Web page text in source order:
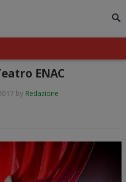
ENAC
by Redazione